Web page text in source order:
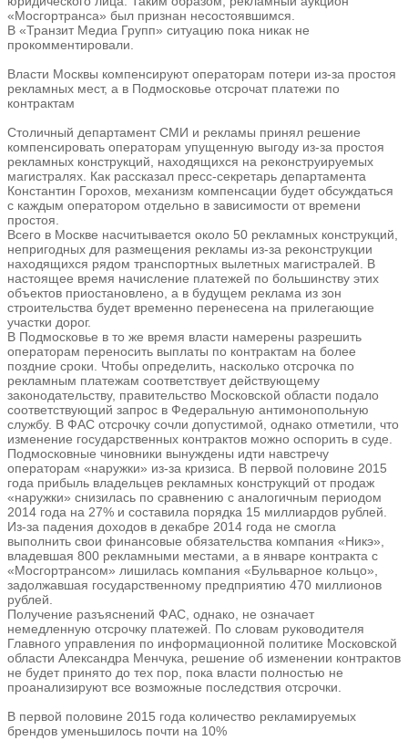
«Мосгортранса» был признан несостоявшимся.
В «Транзит Медиа Групп» ситуацию пока никак не
прокомментировали.
Власти Москвы компенсируют операторам потери из-за простоя
рекламных мест, а в Подмосковье отсрочат платежи по
контрактам
Столичный департамент СМИ и рекламы принял решение
компенсировать операторам упущенную выгоду из-за простоя
рекламных конструкций, находящихся на реконструируемых
магистралях. Как рассказал пресс-секретарь департамента
Константин Горохов, механизм компенсации будет обсуждаться
с каждым оператором отдельно в зависимости от времени
простоя.
Всего в Москве насчитывается около 50 рекламных конструкций,
непригодных для размещения рекламы из-за реконструкции
находящихся рядом транспортных вылетных магистралей. В
настоящее время начисление платежей по большинству этих
объектов приостановлено, а в будущем реклама из зон
строительства будет временно перенесена на прилегающие
участки дорог.
В Подмосковье в то же время власти намерены разрешить
операторам переносить выплаты по контрактам на более
поздние сроки. Чтобы определить, насколько отсрочка по
рекламным платежам соответствует действующему
законодательству, правительство Московской области подало
соответствующий запрос в Федеральную антимонопольную
службу. В ФАС отсрочку сочли допустимой, однако отметили, что
изменение государственных контрактов можно оспорить в суде.
Подмосковные чиновники вынуждены идти навстречу
операторам «наружки» из-за кризиса. В первой половине 2015
года прибыль владельцев рекламных конструкций от продаж
«наружки» снизилась по сравнению с аналогичным периодом
2014 года на 27% и составила порядка 15 миллиардов рублей.
Из-за падения доходов в декабре 2014 года не смогла
выполнить свои финансовые обязательства компания «Никэ»,
владевшая 800 рекламными местами, а в январе контракта с
«Мосгортрансом» лишилась компания «Бульварное кольцо»,
задолжавшая государственному предприятию 470 миллионов
рублей.
Получение разъяснений ФАС, однако, не означает
немедленную отсрочку платежей. По словам руководителя
Главного управления по информационной политике Московской
области Александра Менчука, решение об изменении контрактов
не будет принято до тех пор, пока власти полностью не
проанализируют все возможные последствия отсрочки.
В первой половине 2015 года количество рекламируемых
брендов уменьшилось почти на 10%